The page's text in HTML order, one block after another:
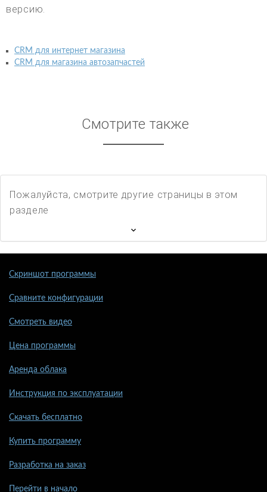
версию.
CRM для интернет магазина
CRM для магазина автозапчастей
Смотрите также
Пожалуйста, смотрите другие страницы в этом
разделе
Скриншот программы
Сравните конфигурации
Смотреть видео
Цена программы
Аренда облака
Инструкция по эксплуатации
Скачать бесплатно
Купить программу
Разработка на заказ
Перейти в начало